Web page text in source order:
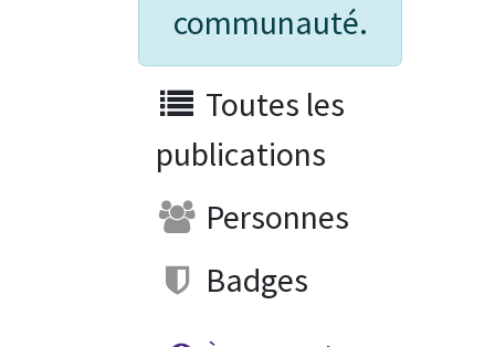
communauté.
Toutes les
publications
Personnes
Badges